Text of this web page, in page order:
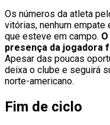
Os números da atleta
vitórias, nenhum
que esteve em campo.
presença da jogadora
Apesar das poucas
deixa o clube e seguirá
norte-americano.
Fim de ciclo